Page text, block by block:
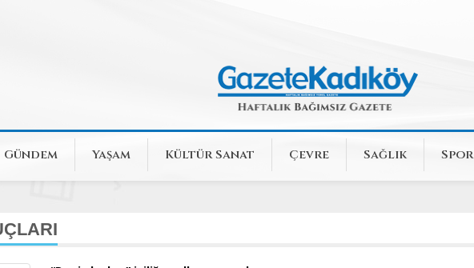
Gündem Yaşam Kültür Sanat Çevre Sağlık Spor